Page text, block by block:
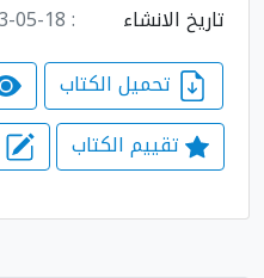
تاريخ الانشاء
: 2023-05-18 07:46:39
تقييم الكتاب